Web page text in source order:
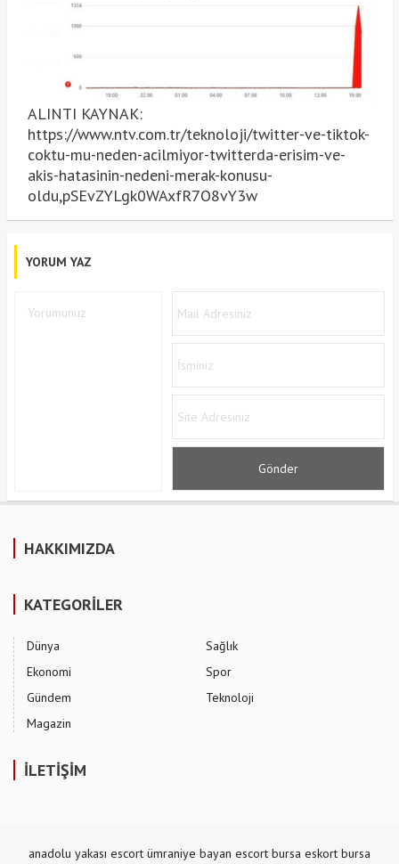
ALINTI KAYNAK:
https://www.ntv.com.tr/teknoloji/twitter-ve-tiktok-
coktu-mu-neden-acilmiyor-twitterda-erisim-ve-
akis-hatasinin-nedeni-merak-konusu-
oldu,pSEvZYLgk0WAxfR7O8vY3w
YORUM YAZ
HAKKIMIZDA
KATEGORİLER
Dünya
Ekonomi
Gündem
Magazin
Sağlık
Spor
Teknoloji
İLETİŞİM
anadolu yakası escort ümraniye bayan escort bursa eskort bursa